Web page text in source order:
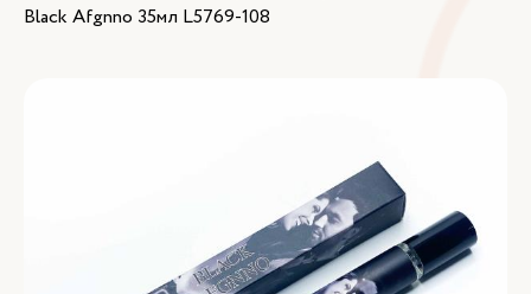
Black Afgnno 35мл L5769-108